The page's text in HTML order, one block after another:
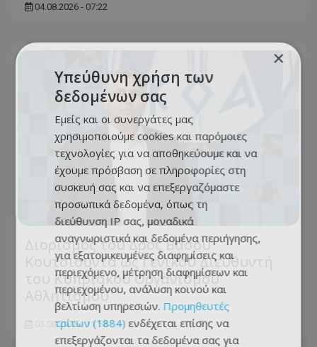
04.08.2026 - 07:22
Διορισμός του Δρος Βάσου
Κουτσιούντα ως Γενικού Διευθυντή
του Κυπριακού Οργανισμού
Αθλητισμού
03.08.2026 - 11:58
×
Υπεύθυνη χρήση των
δεδομένων σας
Εμείς και οι συνεργάτες μας
χρησιμοποιούμε cookies και παρόμοιες
τεχνολογίες για να αποθηκεύουμε και να
έχουμε πρόσβαση σε πληροφορίες στη
συσκευή σας και να επεξεργαζόμαστε
προσωπικά δεδομένα, όπως τη
διεύθυνση IP σας, μοναδικά
αναγνωριστικά και δεδομένα περιήγησης,
για εξατομικευμένες διαφημίσεις και
περιεχόμενο, μέτρηση διαφημίσεων και
περιεχομένου, ανάλυση κοινού και
βελτίωση υπηρεσιών. Προμηθευτές
τρίτων (1884) ενδέχεται επίσης να
επεξεργάζονται τα δεδομένα σας για